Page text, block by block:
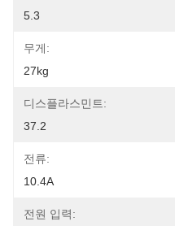
5.3
무게:
27kg
디스플라스민트:
37.2
전류:
10.4A
전원 입력: